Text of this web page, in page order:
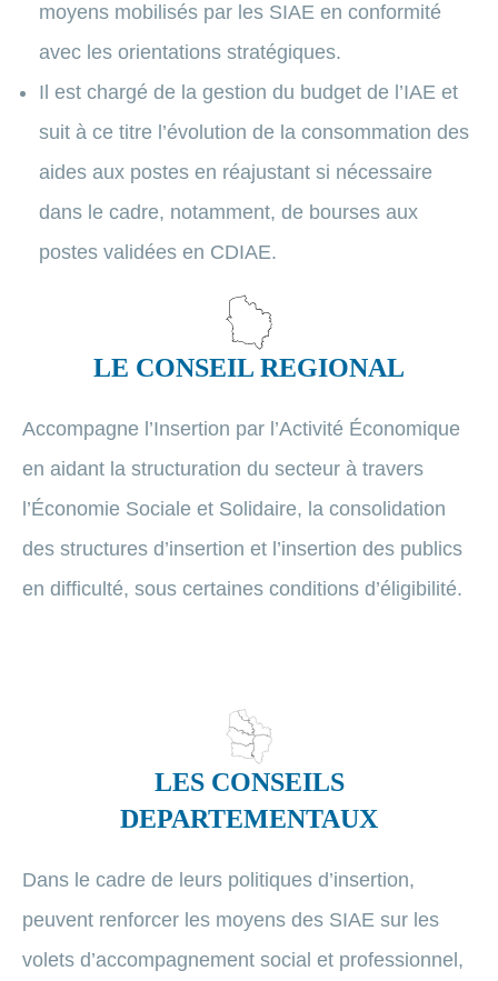
moyens mobilisés par les SIAE en conformité
avec les orientations stratégiques.
Il est chargé de la gestion du budget de l’IAE et
suit à ce titre l’évolution de la consommation des
aides aux postes en réajustant si nécessaire
dans le cadre, notamment, de bourses aux
postes validées en CDIAE.
LE CONSEIL REGIONAL
Accompagne l’Insertion par l’Activité Économique
en aidant la structuration du secteur à travers
l’Économie Sociale et Solidaire, la consolidation
des structures d’insertion et l’insertion des publics
en difficulté, sous certaines conditions d’éligibilité.
LES CONSEILS
DEPARTEMENTAUX
Dans le cadre de leurs politiques d’insertion,
peuvent renforcer les moyens des SIAE sur les
volets d’accompagnement social et professionnel,